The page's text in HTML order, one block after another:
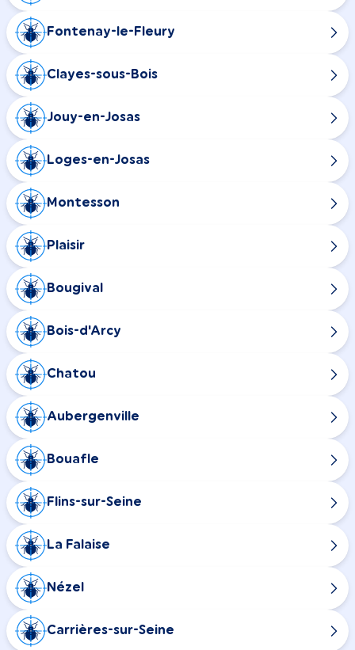
Fontenay-le-Fleury
Clayes-sous-Bois
Jouy-en-Josas
Loges-en-Josas
Montesson
Plaisir
Bougival
Bois-d'Arcy
Chatou
Aubergenville
Bouafle
Flins-sur-Seine
La Falaise
Nézel
Carrières-sur-Seine